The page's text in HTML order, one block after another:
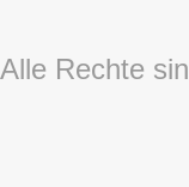
Alle Rechte